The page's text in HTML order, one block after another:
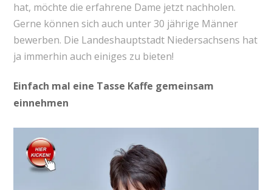
hat, möchte die erfahrene Dame jetzt nachholen.
Gerne können sich auch unter 30 jährige Männer
bewerben. Die Landeshauptstadt Niedersachsens hat
ja immerhin auch einiges zu bieten!
Einfach mal eine Tasse Kaffe gemeinsam
einnehmen